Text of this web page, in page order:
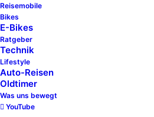
Reisemobile
Bikes
E-Bikes
Ratgeber
Technik
Lifestyle
Auto-Reisen
Oldtimer
Was uns bewegt
YouTube